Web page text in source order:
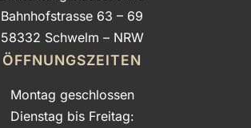
Bahnhofstrasse 63 – 69
58332 Schwelm – NRW
ÖFFNUNGSZEITEN
Montag geschlossen
Dienstag bis Freitag: